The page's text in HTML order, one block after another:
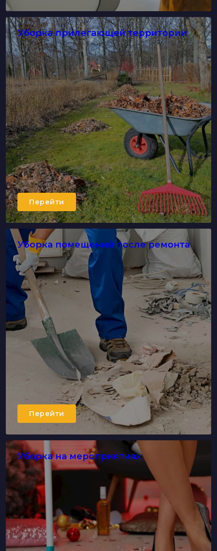
Уборка прилегающей территории
Перейти
Уборка помещений после ремонта
Перейти
Уборка на мероприятиях